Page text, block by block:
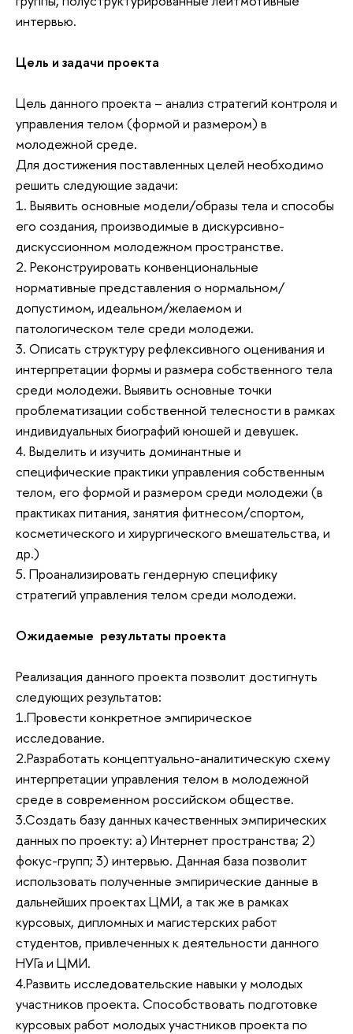
интервью.
Цель и задачи проекта
Цель данного проекта – анализ стратегий контроля и
управления телом (формой и размером) в
молодежной среде.
Для достижения поставленных целей необходимо
решить следующие задачи:
1. Выявить основные модели/образы тела и способы
его создания, производимые в дискурсивно-
дискуссионном молодежном пространстве.
2. Реконструировать конвенциональные
нормативные представления о нормальном/
допустимом, идеальном/желаемом и
патологическом теле среди молодежи.
3. Описать структуру рефлексивного оценивания и
интерпретации формы и размера собственного тела
среди молодежи. Выявить основные точки
проблематизации собственной телесности в рамках
индивидуальных биографий юношей и девушек.
4. Выделить и изучить доминантные и
специфические практики управления собственным
телом, его формой и размером среди молодежи (в
практиках питания, занятия фитнесом/спортом,
косметического и хирургического вмешательства, и
др.)
5. Проанализировать гендерную специфику
стратегий управления телом среди молодежи.
Ожидаемые результаты проекта
Реализация данного проекта позволит достигнуть
следующих результатов:
1.Провести конкретное эмпирическое
исследование.
2.Разработать концептуально-аналитическую схему
интерпретации управления телом в молодежной
среде в современном российском обществе.
3.Создать базу данных качественных эмпирических
данных по проекту: а) Интернет пространства; 2)
фокус-групп; 3) интервью. Данная база позволит
использовать полученные эмпирические данные в
дальнейших проектах ЦМИ, а так же в рамках
курсовых, дипломных и магистерских работ
студентов, привлеченных к деятельности данного
НУГа и ЦМИ.
4.Развить исследовательские навыки у молодых
участников проекта. Способствовать подготовке
курсовых работ молодых участников проекта по